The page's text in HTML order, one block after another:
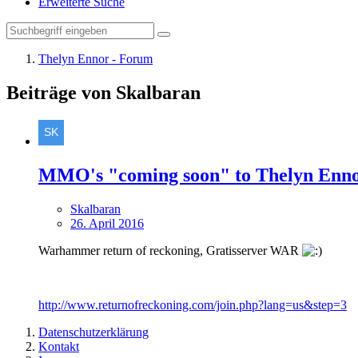
Thelyn Ennor - Forum
Beiträge von Skalbaran
MMO's "coming soon" to Thelyn
Skalbaran
26. April 2016
Warhammer return of reckoning, Gratisserver WAR
http://www.returnofreckoning.com/join.php?lang=us&step=3
Datenschutzerklärung
Kontakt